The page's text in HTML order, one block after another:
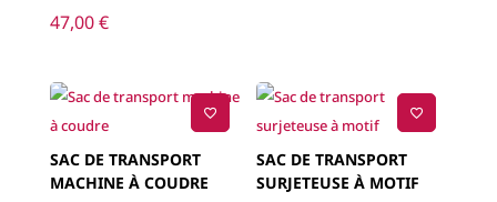
47,00€
SAC DE TRANSPORT
MACHINE À COUDRE
SAC DE TRANSPORT
SURJETEUSE À MOTIF